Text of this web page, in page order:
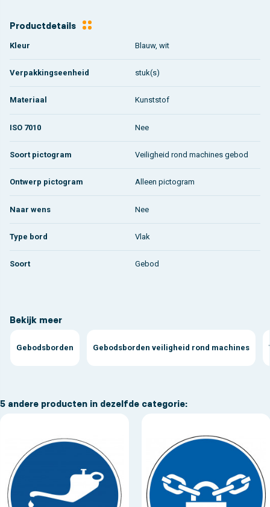
Productdetails
Kleur Blauw, wit
Verpakkingseenheid stuk(s)
Materiaal Kunststof
ISO 7010 Nee
Soort pictogram Veiligheid rond machines gebod
Ontwerp pictogram Alleen pictogram
Naar wens Nee
Type bord Vlak
Soort Gebod
Bekijk meer
Gebodsborden Gebodsborden veiligheid rond machines
5 andere producten in dezelfde categorie: